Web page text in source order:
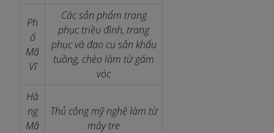
Ph
ố
Mã
Vĩ
Các sản phẩm trang
phục triều đình, trang
phục và đạo cụ sân khấu
tuồng, chèo làm từ gấm
vóc
Hà
ng
Mâ
Thủ công mỹ nghệ làm từ
mây tre